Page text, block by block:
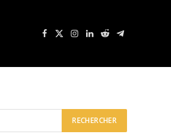
Facebook
X Instagram
LinkedIn
RedditTélégramme